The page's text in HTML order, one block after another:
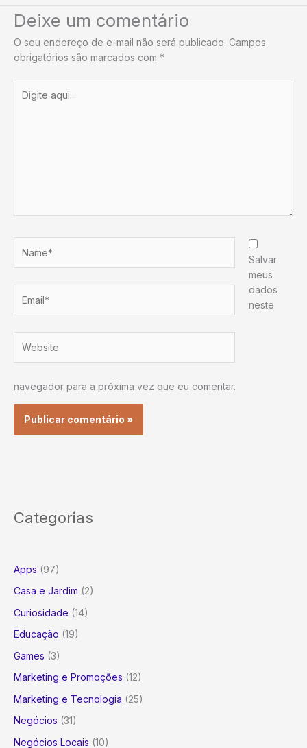
Deixe um comentário
O seu endereço de e-mail não será publicado. Campos
obrigatórios são marcados com *
aqui...
Salvar
meus
dados
neste
navegador para a próxima vez que eu comentar.
Categorias
Apps (97)
Casa e Jardim (2)
Curiosidade (14)
Educação (19)
Games (3)
Marketing e Promoções (12)
Marketing e Tecnologia (25)
Negócios (31)
Negócios Locais (10)